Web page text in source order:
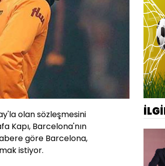
olan sözleşmesini
Kapı, Barcelona'nın
göre Barcelona,
istiyor.